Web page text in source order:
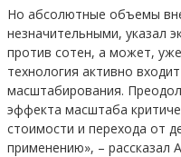
Но абсолютные объемы
незначительными, указал
против сотен, а может,
технология активно
масштабирования.
эффекта масштаба
стоимости и перехода от
применению», – рассказал